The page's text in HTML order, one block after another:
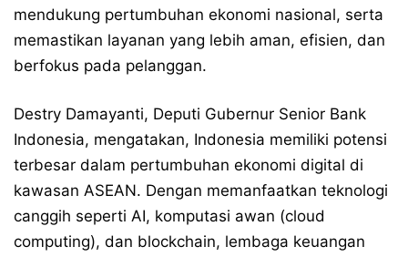
mendukung pertumbuhan ekonomi nasional, serta
memastikan layanan yang lebih aman, efisien, dan
berfokus pada pelanggan.
Destry Damayanti, Deputi Gubernur Senior Bank
Indonesia, mengatakan, Indonesia memiliki potensi
terbesar dalam pertumbuhan ekonomi digital di
kawasan ASEAN. Dengan memanfaatkan teknologi
canggih seperti AI, komputasi awan (cloud
computing), dan blockchain, lembaga keuangan